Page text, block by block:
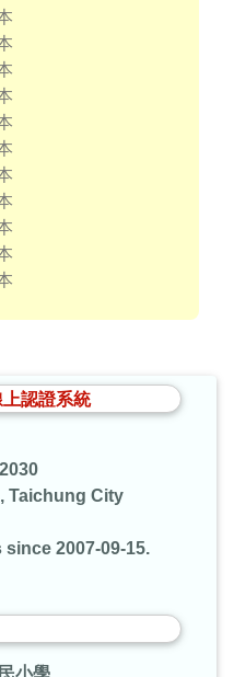
認證系統
City
2007-09-15.
小學